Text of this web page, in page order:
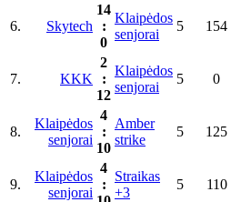
6. Skytech
14
:
0
Klaipėdos
senjorai
5 154
7. KKK
2
:
12
Klaipėdos
senjorai
5 0
8.
Klaipėdos
senjorai
4
:
10
Amber
strike
5 125
9.
Klaipėdos
senjorai
4
:
Straikas
+3
5 110